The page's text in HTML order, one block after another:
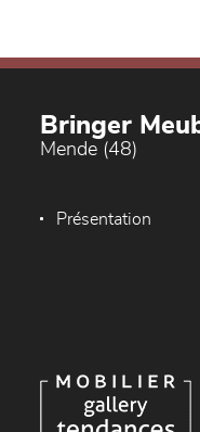
Bringer
Mende (48)
Présentation